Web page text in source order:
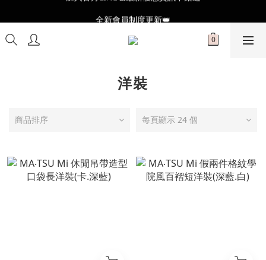
全新會員制度更新👑
洋裝
商品排序 每頁顯示 24 個